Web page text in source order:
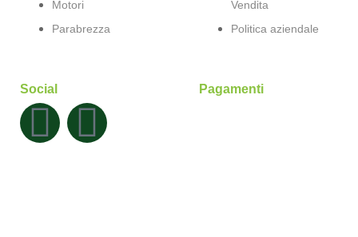
Motori
Parabrezza
Vendita
Politica aziendale
Social Pagamenti